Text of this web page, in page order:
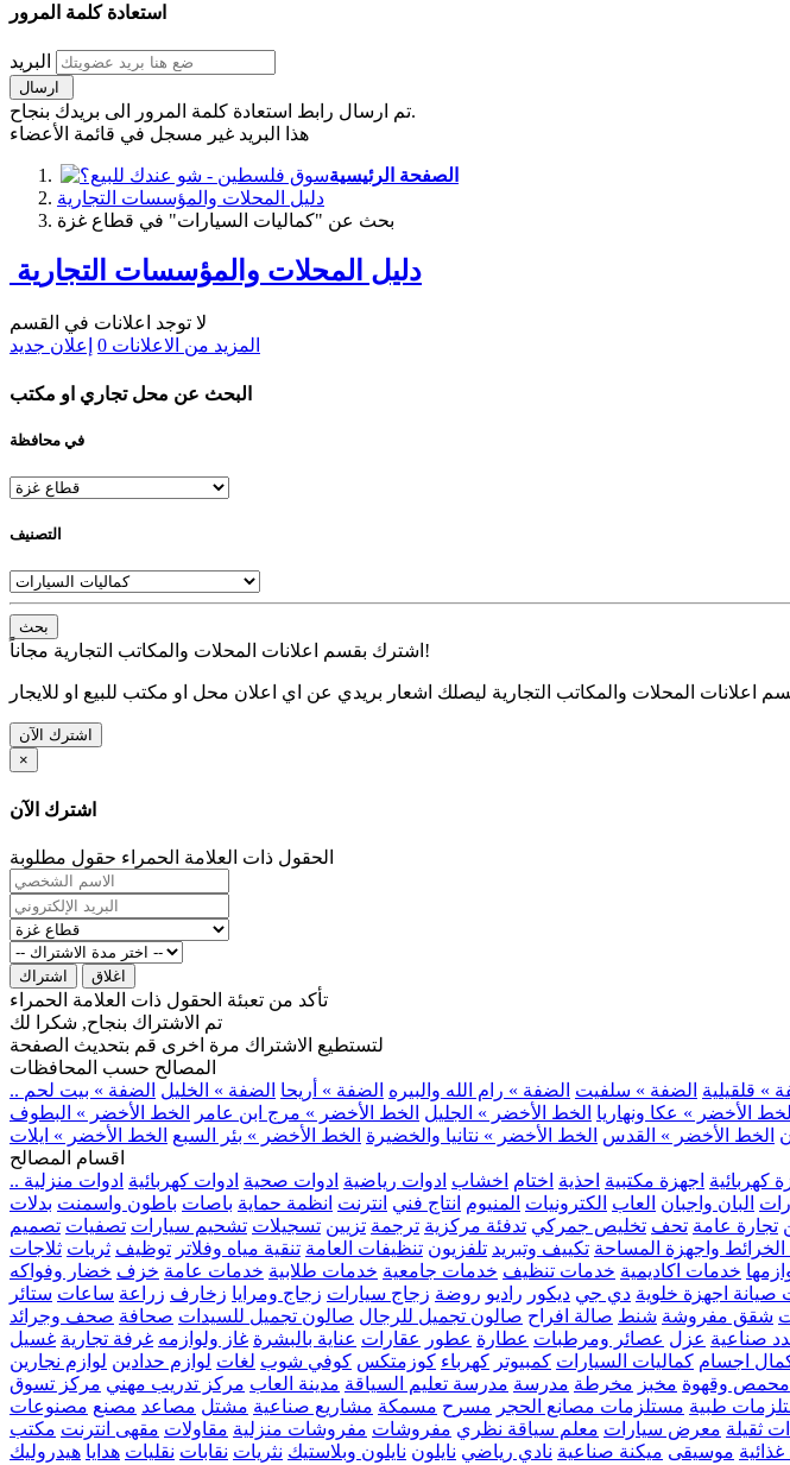
استعادة كلمة المرور
البريد
تم ارسال رابط استعادة كلمة المرور الى بريدك بنجاح.
هذا البريد غير مسجل في قائمة الأعضاء
الصفحة الرئيسية
دليل المحلات والمؤسسات التجارية
بحث عن "كماليات السيارات" في قطاع غزة
دليل المحلات والمؤسسات التجارية
لا توجد اعلانات في القسم
المزيد من الاعلانات 0 إعلان جديد
البحث عن محل تجاري او مكتب
في محافظة
التصنيف
بحث
اشترك بقسم اعلانات المحلات والمكاتب التجارية مجاناً!
اعلانات المحلات والمكاتب التجارية ليصلك اشعار بريدي عن اي اعلان محل او مكتب للبيع او للايجار
اشترك الآن
×
اشترك الآن
الحقول ذات العلامة الحمراء حقول مطلوبة
اشتراك اغلاق
تأكد من تعبئة الحقول ذات العلامة الحمراء
تم الاشتراك بنجاح, شكرا لك
لتستطيع الاشتراك مرة اخرى قم بتحديث الصفحة
المصالح حسب المحافظات
» قلقيلية الضفة » سلفيت الضفة » رام الله والبيره الضفة » أريحا الضفة » الخليل الضفة » بيت لحم
الخط الأخضر » عكا ونهاريا الخط الأخضر » الجليل الخط الأخضر » مرج ابن عامر
الخط الأخضر » البطوف
الخط الأخضر » القدس الخط الأخضر » نتانيا والخضيرة الخط الأخضر » بئر السبع الخط الأخضر » ايلات
اقسام المصالح
كهربائية اجهزة مكتبية احذية اختام اخشاب ادوات رياضية ادوات صحية ادوات كهربائية ادوات منزلية
البان واجبان العاب الكترونيات المنيوم انتاج فني انترنت انظمة حماية باصات باطون واسمنت بدلات
تجارة عامة تحف تخليص جمركي تدفئة مركزية ترجمة تزيين تسجيلات تشحيم سيارات تصفيات تصميم
الخرائط واجهزة المساحة تكييف وتبريد تلفزيون تنظيفات العامة تنقية مياه وفلاتر توظيف ثريات ثلاجات
خدمات اكاديمية خدمات تنظيف خدمات جامعية خدمات طلابية خدمات عامة خزف خضار وفواكه
صيانة اجهزة خلوية دي جي ديكور راديو روضة زجاج سيارات زجاج ومرايا زخارف زراعة ساعات ستائر
شقق مفروشة شنط صالة افراح صالون تجميل للرجال صالون تجميل للسيدات صحافة صحف وجرائد
صناعية عزل عصائر ومرطبات عطارة عطور عقارات عناية بالبشرة غاز ولوازمه غرفة تجارية غسيل
اجسام كماليات السيارات كمبيوتر كهرباء كوزمتكس كوفي شوب لغات لوازم حدادين لوازم نجارين
محمص وقهوة مخبز مخرطة مدرسة مدرسة تعليم السياقة مدينة العاب مركز تدريب مهني مركز تسوق
طبية مستلزمات مصانع الحجر مسرح مسمكة مشاريع صناعية مشتل مصاعد مصنع مصنوعات
ثقيلة معرض سيارات معلم سياقة نظري مفروشات مفروشات منزلية مقاولات مقهى انترنت مكتب
غذائية موسيقى ميكنة صناعية نادي رياضي نايلون نايلون وبلاستيك نثريات نقابات نقليات هدايا هيدروليك